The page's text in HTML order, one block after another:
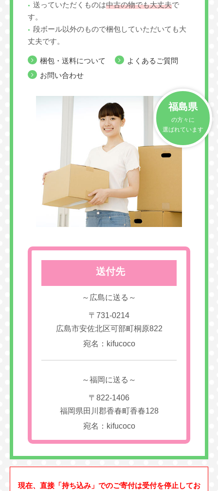
送っていただくものは中古の物でも大丈夫で
す。
段ボール以外のもので梱包していただいても大
丈夫です。
梱包・送料について
よくあるご質問
お問い合わせ
福島県
の方々に
選ばれています
送付先
～広島に送る～
〒731-0214
広島市安佐北区可部町桐原822
宛名：kifucoco
～福岡に送る～
〒822-1406
福岡県田川郡香春町香春128
宛名：kifucoco
現在、直接「持ち込み」でのご寄付は受付を停止してお